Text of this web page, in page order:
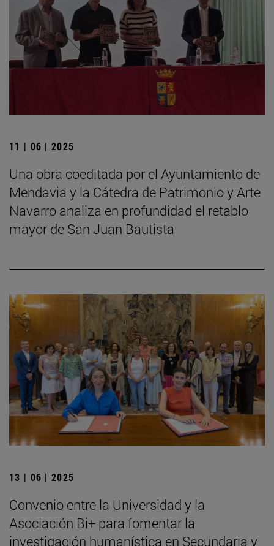
11 | 06 | 2025
Una obra coeditada por el Ayuntamiento de
Mendavia y la Cátedra de Patrimonio y Arte
Navarro analiza en profundidad el retablo
mayor de San Juan Bautista
13 | 06 | 2025
Convenio entre la Universidad y la
Asociación Bi+ para fomentar la
investigación humanística en Secundaria y